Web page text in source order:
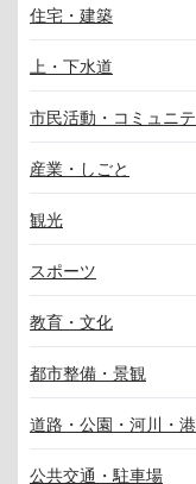
住宅・建築
上・下水道
市民活動・コミュニ
産業・しごと
観光
スポーツ
教育・文化
都市整備・景観
道路・公園・河川・
公共交通・駐車場